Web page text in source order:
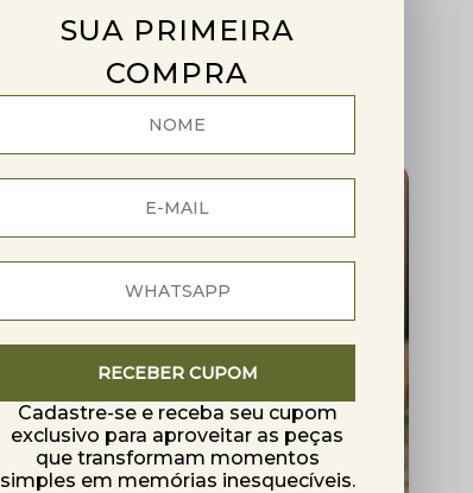
SUA PRIMEIRA
COMPRA
Cadastre-se e receba seu cupom
exclusivo para aproveitar as peças
que transformam momentos
simples em memórias inesquecíveis.
RECEBER CUPOM